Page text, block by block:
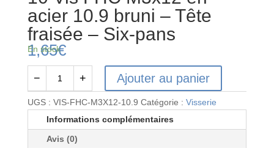
acier 10.9 bruni – Tête
fraisée – Six-pans
1,65€
En stock
quantité
de
10
− + Ajouter au panier
UGS : VIS-FHC-M3X12-10.9 Catégorie : Visserie
Informations complémentaires
Avis (0)